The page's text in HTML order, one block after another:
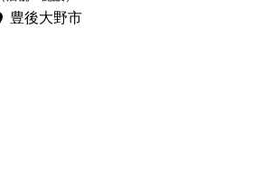
豊後大野市